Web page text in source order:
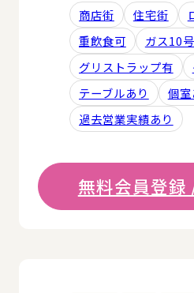
商店街 住宅街
重飲食可
ガス10
グリストラップ有
テーブルあり
個室
過去営業実績あり
無料会員登録